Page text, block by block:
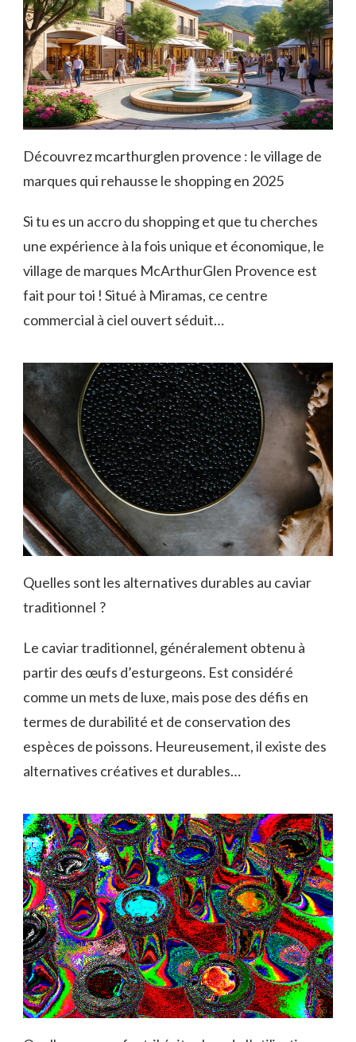
Découvrez mcarthurglen provence : le village de
marques qui rehausse le shopping en 2025
Si tu es un accro du shopping et que tu cherches
une expérience à la fois unique et économique, le
village de marques McArthurGlen Provence est
fait pour toi ! Situé à Miramas, ce centre
commercial à ciel ouvert séduit…
Quelles sont les alternatives durables au caviar
traditionnel ?
Le caviar traditionnel, généralement obtenu à
partir des œufs d’esturgeons. Est considéré
comme un mets de luxe, mais pose des défis en
termes de durabilité et de conservation des
espèces de poissons. Heureusement, il existe des
alternatives créatives et durables…